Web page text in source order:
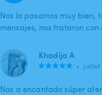
Nos lo pasamos muy bien,
mensajes, nos trataron
Khadija A
• juillet
Nos a encantado súper